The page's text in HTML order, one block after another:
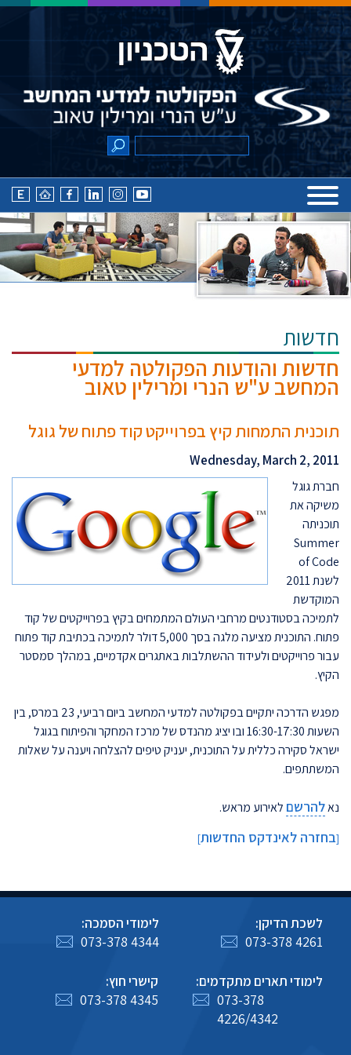
חדשות
חדשות והודעות הפקולטה למדעי
המחשב ע"ש הנרי ומרילין טאוב
תוכנית התמחות קיץ בפרוייקט קוד פתוח של גוגל
Wednesday, March 2, 2011
חברת גוגל
משיקה את
תוכניתה
Summer
of Code
לשנת 2011
המוקדשת
לתמיכה בסטודנטים מרחבי העולם המתמחים בקיץ בפרוייקטים של קוד
פתוח.
התוכנית מציעה מלגה בסך 5,000 דולר לתמיכה בכתיבת קוד פתוח
עבור פרוייקטים ולעידוד ההשתלבות באתגרים אקדמיים, במהלך סמסטר
הקיץ.
מפגש הדרכה
יתקיים בפקולטה למדעי המחשב ביום רביעי, 23 במרס, בין
השעות 16:30-17:30 ובו יציג מהנדס של מרכז המחקר והפיתוח בגוגל
ישראל סקירה כללית על התוכנית, יעניק טיפים להצלחה ויענה על שאלות
המשתתפים.
נאלהרשם לאירוע מראש.
[בחזרה לאינדקס החדשות]
לשכת הדיקן:
073-378 4261
לימודי הסמכה:
073-378 4344
לימודי תארים מתקדמים:
073-378
4226/4342
קישרי חוץ:
073-378 4345